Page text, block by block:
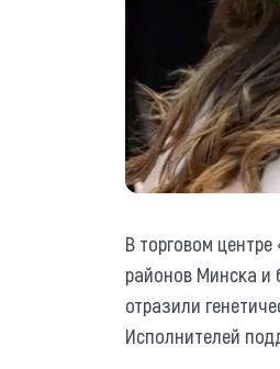
В торговом
районов Минска и
отразили
Исполнителей